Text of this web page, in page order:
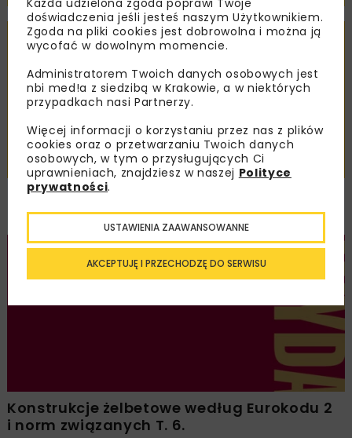
BUDOWNICTWO NBI POLECA KSIĄŻKI WIADOMOŚCI
Diagnostyka obiektów budowlanych.
Zasady wykonywania ekspertyz
Konstrukcje żelbetowe według Eurokodu 2
i norm związanych T. 6.
Każda udzielona zgoda poprawi Twoje
doświadczenia jeśli jesteś naszym Użytkownikiem.
Zgoda na pliki cookies jest dobrowolna i można ją
wycofać w dowolnym momencie.
Administratorem Twoich danych osobowych jest
nbi med!a z siedzibą w Krakowie, a w niektórych
przypadkach nasi Partnerzy.
Więcej informacji o korzystaniu przez nas z plików
cookies oraz o przetwarzaniu Twoich danych
osobowych, w tym o przysługujących Ci
uprawnieniach, znajdziesz w naszej Polityce
prywatności.
AKCEPTUJĘ I PRZECHODZĘ DO SERWISU
USTAWIENIA ZAAWANSOWANNE